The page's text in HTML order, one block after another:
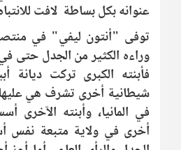
عنوانه بكل بساطة لافت
توفى "أنتون ليفي" في
وراءه الكثير من الجدل حتى
فأبنته الكبرى تركت ديانة
شيطانية أخرى تشرف هي
في المانيا، وأبنته الآخرى
أخرى في ولاية متبعة نفس